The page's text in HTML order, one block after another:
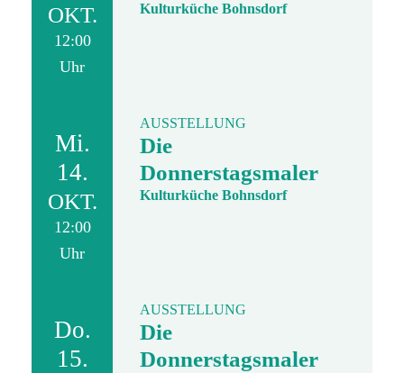
OKT.
12:00
Uhr
Kulturküche Bohnsdorf
Mi.
14.
OKT.
12:00
Uhr
AUSSTELLUNG
Die
Donnerstagsmaler
Kulturküche Bohnsdorf
Do.
15.
AUSSTELLUNG
Die
Donnerstagsmaler